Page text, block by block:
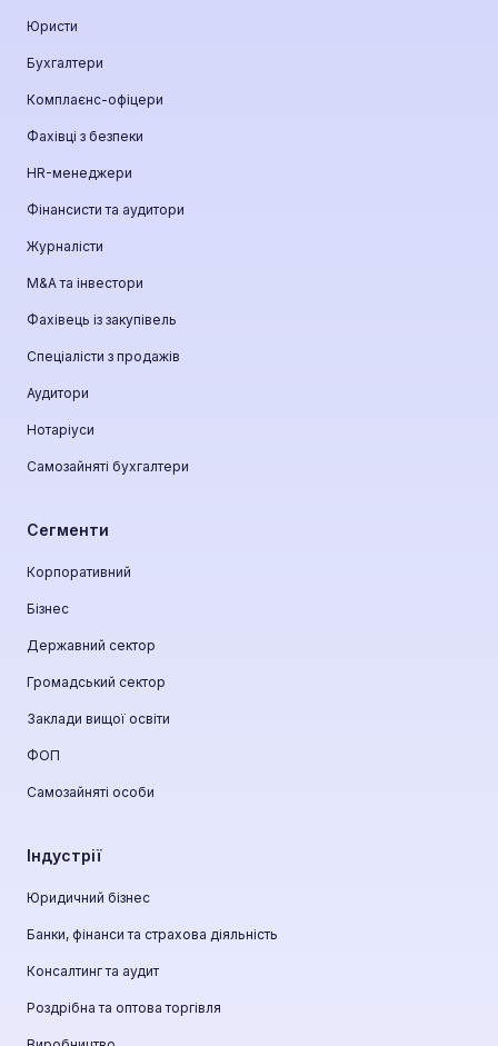
Юристи
Бухгалтери
Комплаєнс-офіцери
Фахівці з безпеки
HR-менеджери
Фінансисти та аудитори
Журналісти
М&A та інвестори
Фахівець із закупівель
Спеціалісти з продажів
Аудитори
Нотаріуси
Самозайняті бухгалтери
Сегменти
Корпоративний
Бізнес
Державний сектор
Громадський сектор
Заклади вищої освіти
ФОП
Самозайняті особи
Індустрії
Юридичний бізнес
Банки, фінанси та страхова діяльність
Консалтинг та аудит
Роздрібна та оптова торгівля